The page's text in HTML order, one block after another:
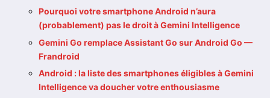
Pourquoi votre smartphone Android n’aura
(probablement) pas le droit à Gemini Intelligence
Gemini Go remplace Assistant Go sur Android Go —
Frandroid
Android : la liste des smartphones éligibles à Gemini
Intelligence va doucher votre enthousiasme